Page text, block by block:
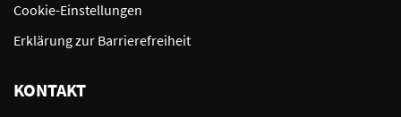
Cookie-Einstellungen
Erklärung zur Barrierefreiheit
KONTAKT